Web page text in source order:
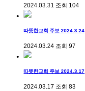
2024.03.31 조회 104
따뜻한교회 주보 2024.3.24
2024.03.24 조회 97
따뜻한교회 주보 2024.3.17
2024.03.17 조회 83